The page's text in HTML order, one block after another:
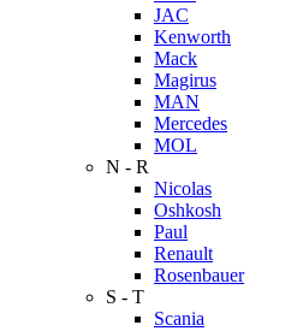
JAC
Kenworth
Mack
Magirus
MAN
Mercedes
MOL
N - R
Nicolas
Oshkosh
Paul
Renault
Rosenbauer
S - T
Scania